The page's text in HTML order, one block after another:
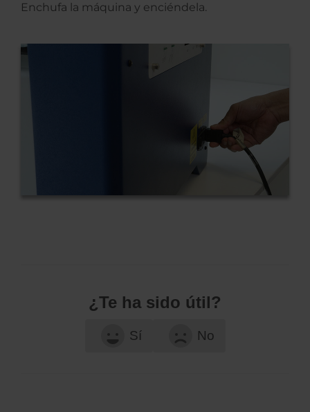
Enchufa la máquina y enciéndela.
¿Te ha sido útil?
Sí No